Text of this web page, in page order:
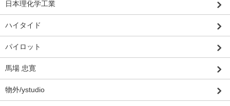
日本理化学工業
ハイタイド
パイロット
馬場 忠寛
物外/ystudio